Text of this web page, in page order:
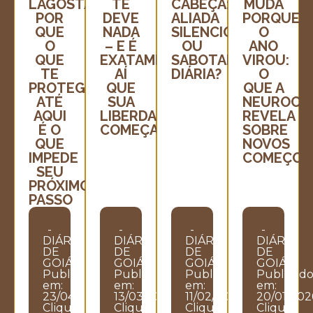
LAGOSTA:
POR
QUE
O
QUE
TE
PROTEGEU
ATÉ
AQUI
É O
QUE
IMPEDE
SEU
PRÓXIMO
PASSO
-
DIÁRIO
DE
GOIÁS
Publicado
em:
23/04/2026
Clique
TE
DEVE
NADA
– E É
EXATAMENTE
AÍ
QUE
SUA
LIBERDADE
COMEÇA
-
DIÁRIO
DE
GOIÁS
Publicado
em:
13/03/2026
Clique
CABEÇA:
ALIADA
SILENCIOSA
OU
SABOTADORA
DIÁRIA?
-
DIÁRIO
DE
GOIÁS
Publicado
em:
11/02/2026
Clique
MUDA
PORQUE
O
ANO
VIROU:
O
QUE A
REVELA
SOBRE
NOVOS
COMEÇOS
-
DIÁRIO
DE
GOIÁS
Publicado
em:
20/01/
Clique